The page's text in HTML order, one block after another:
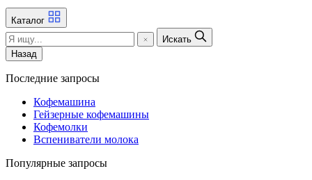
Каталог
Искать
Назад
Последние запросы
Кофемашина
Гейзерные кофемашины
Кофемолки
Вспениватели молока
Популярные запросы